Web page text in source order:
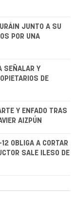
JUNTO A SU
POR UNA
SEÑALAR Y
DE
Y ENFADO TRAS
AIZPÚN
OBLIGA A CORTAR
SALE ILESO DE